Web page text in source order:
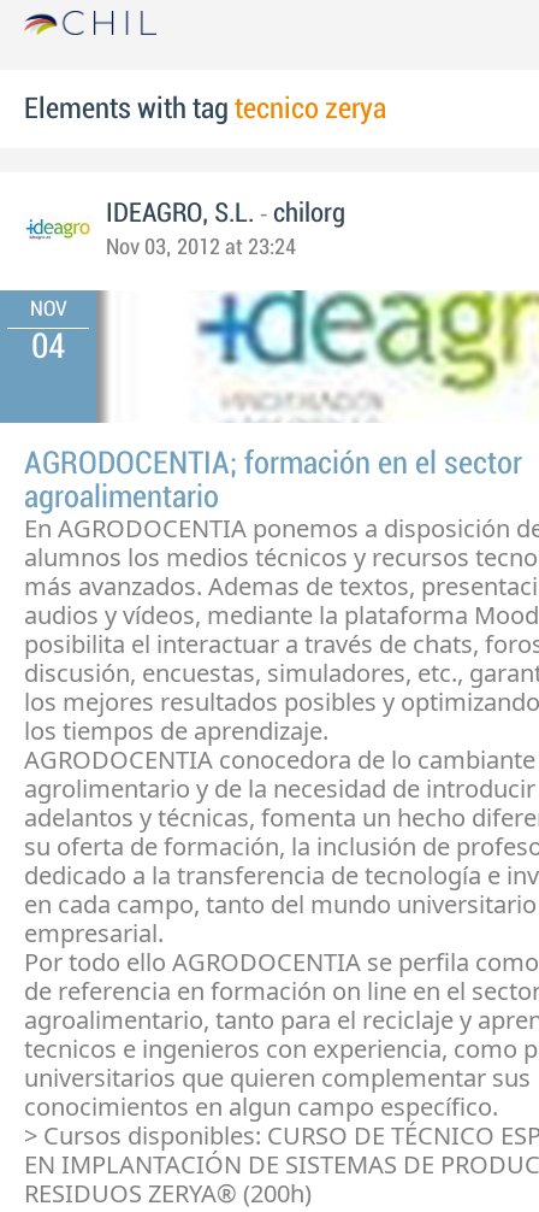
Elements with tag tecnico zerya
IDEAGRO, S.L. - chilorg
Nov 03, 2012 at 23:24
NOV
04
AGRODOCENTIA; formación en el sector
agroalimentario
En AGRODOCENTIA ponemos a disposición
alumnos los medios técnicos y recursos
más avanzados. Ademas de textos,
audios y vídeos, mediante la plataforma
posibilita el interactuar a través de chats,
discusión, encuestas, simuladores, etc.,
los mejores resultados posibles y
los tiempos de aprendizaje.
AGRODOCENTIA conocedora de lo
agrolimentario y de la necesidad de
adelantos y técnicas, fomenta un hecho
su oferta de formación, la inclusión de
dedicado a la transferencia de tecnología e
en cada campo, tanto del mundo
empresarial.
Por todo ello AGRODOCENTIA se perfila
de referencia en formación on line en el
agroalimentario, tanto para el reciclaje y
tecnicos e ingenieros con experiencia, como
universitarios que quieren complementar sus
conocimientos en algun campo específico.
> Cursos disponibles: CURSO DE TÉCNICO
EN IMPLANTACIÓN DE SISTEMAS DE
RESIDUOS ZERYA® (200h)